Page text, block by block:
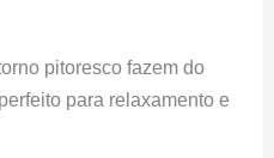
pitoresco fazem do
para relaxamento e